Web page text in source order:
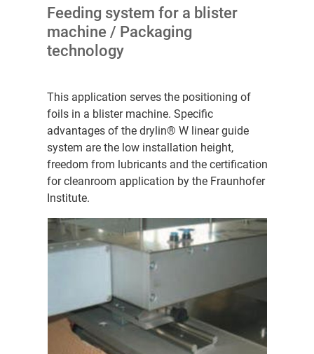
Feeding system for a blister
machine / Packaging
technology
This application serves the positioning of
foils in a blister machine. Specific
advantages of the drylin® W linear guide
system are the low installation height,
freedom from lubricants and the certification
for cleanroom application by the Fraunhofer
Institute.